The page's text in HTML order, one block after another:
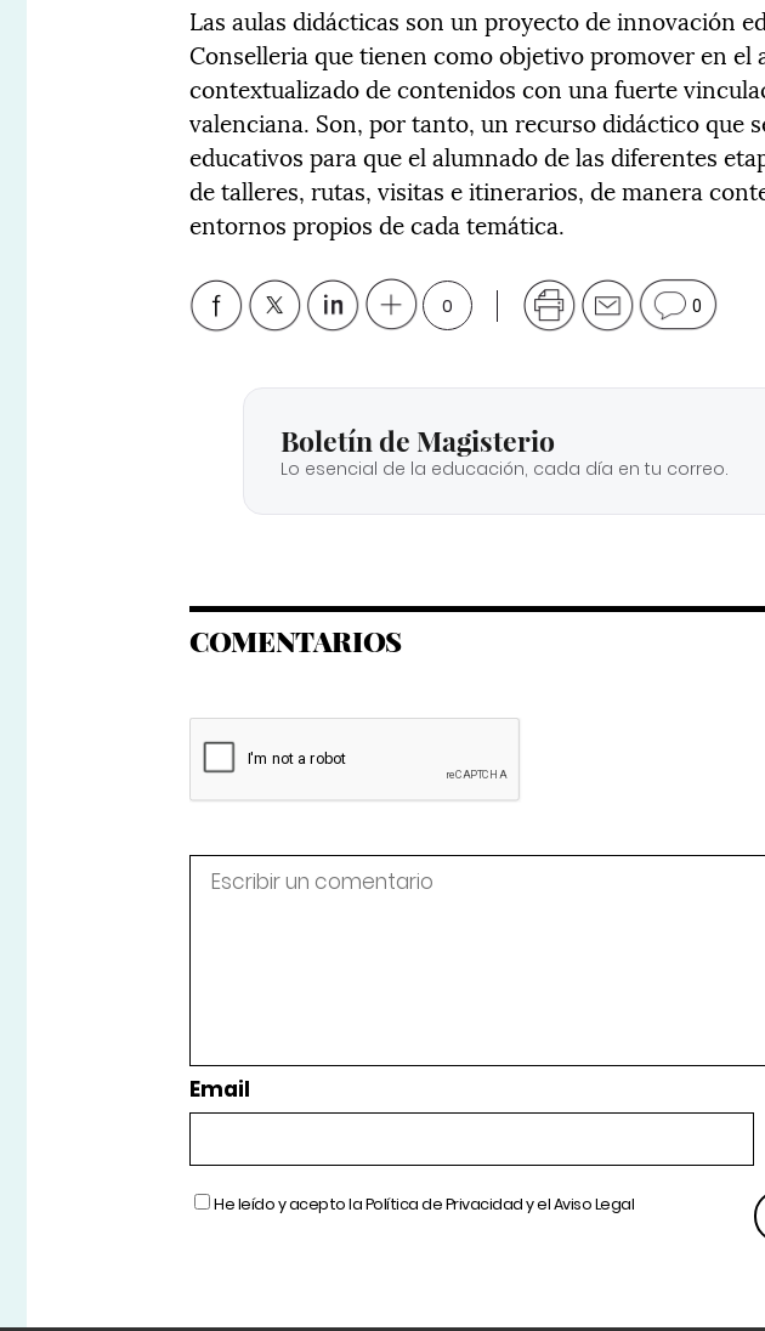
Las aulas didácticas son un proyecto de innovación
Conselleria que tienen como objetivo promover en el
contextualizado de contenidos con una fuerte
valenciana. Son, por tanto, un recurso didáctico que
educativos para que el alumnado de las diferentes
de talleres, rutas, visitas e itinerarios, de manera
entornos propios de cada temática.
0 0
Boletín de Magisterio
Lo esencial de la educación, cada día en tu correo.
COMENTARIOS
Email
He leído y acepto laPolítica de Privacidady elAviso Legal